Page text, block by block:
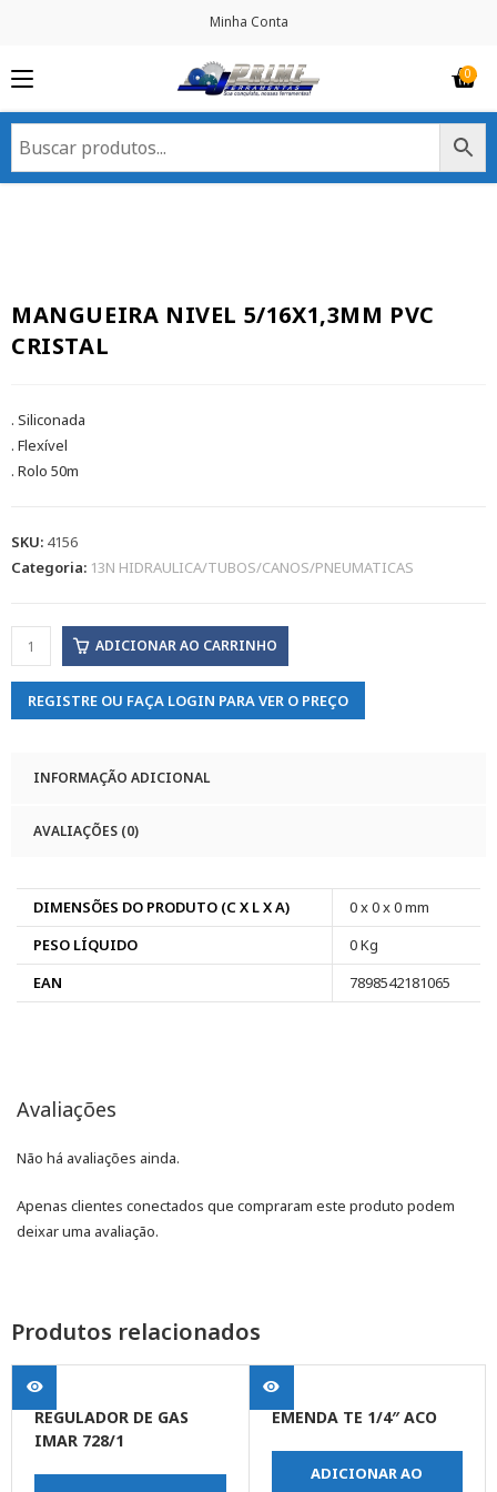
Minha Conta
MANGUEIRA NIVEL 5/16X1,3MM PVC
CRISTAL
. Siliconada
. Flexível
. Rolo 50m
SKU: 4156
Categoria: 13N HIDRAULICA/TUBOS/CANOS/PNEUMATICAS
ADICIONAR AO CARRINHO
REGISTRE OU FAÇA LOGIN PARA VER O PREÇO
INFORMAÇÃO ADICIONAL
AVALIAÇÕES (0)
DIMENSÕES DO PRODUTO (C X L X A)
0 x 0 x 0 mm
PESO LÍQUIDO
0 Kg
EAN
7898542181065
Avaliações
Não há avaliações ainda.
Apenas clientes conectados que compraram este produto podem
deixar uma avaliação.
Produtos relacionados
REGULADOR DE GAS
IMAR 728/1
EMENDA TE 1/4″ ACO
ADICIONAR AO